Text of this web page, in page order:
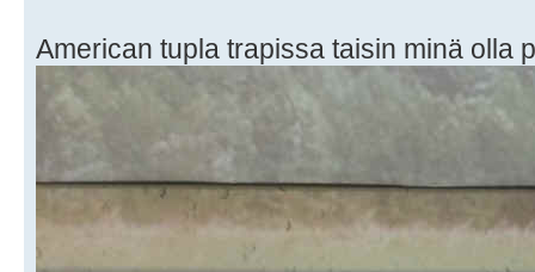
American tupla trapissa taisin minä olla